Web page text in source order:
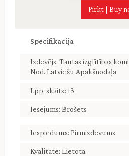
Pirkt | Buy
Specifikācija
Izdevējs: Tautas izglītības
Nod. Latviešu Apakšnodaļa
Lpp. skaits: 13
Iesējums: Brošēts
Iespiedums: Pirmizdevums
Kvalitāte: Lietota